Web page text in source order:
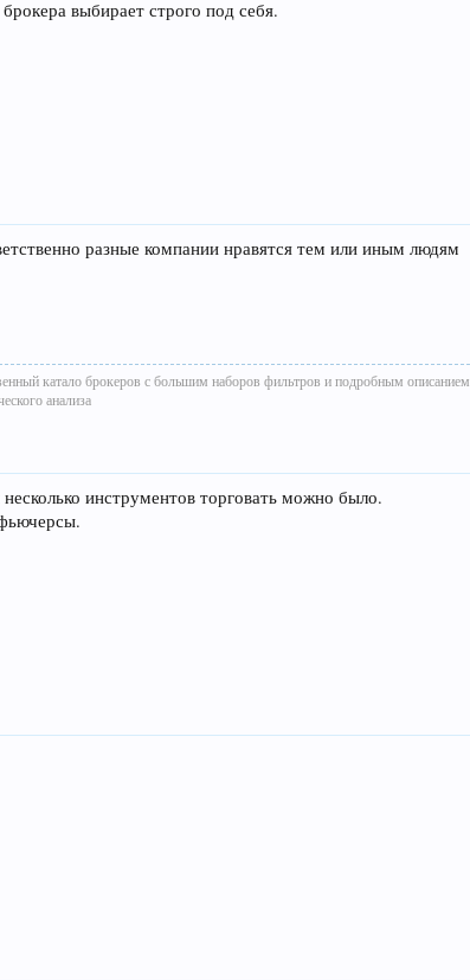
выбирает строго под себя.
разные компании нравятся тем или иным людям
катало брокеров с большим наборов фильтров и подробным описанием.
анализа
инструментов торговать можно было.